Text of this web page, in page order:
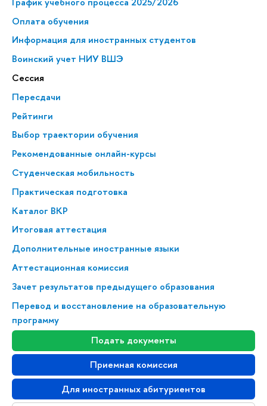
Оплата обучения
Информация для иностранных студентов
Воинский учет НИУ ВШЭ
Сессия
Пересдачи
Рейтинги
Выбор траектории обучения
Рекомендованные онлайн-курсы
Студенческая мобильность
Практическая подготовка
Каталог ВКР
Итоговая аттестация
Дополнительные иностранные языки
Аттестационная комиссия
Зачет результатов предыдущего образования
Перевод и восстановление на образовательную
программу
Подать документы
Приемная комиссия
Для иностранных абитуриентов